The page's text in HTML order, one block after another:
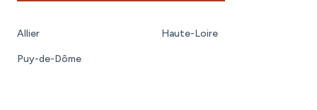
Allier Haute-Loire
Puy-de-Dôme